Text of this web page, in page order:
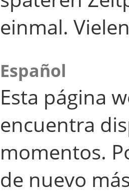
einmal.
Español
Esta página
encuentra
momentos.
de nuevo